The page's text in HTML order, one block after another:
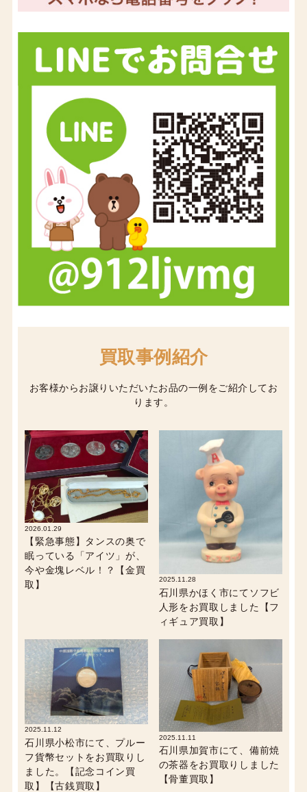
買取事例紹介
お客様からお譲りいただいたお品の一例をご紹介してお
ります。
2026.01.29
【緊急事態】タンスの奥で
眠っている「アイツ」が、
今や金塊レベル！？【金買
取】
2025.11.28
石川県かほく市にてソフビ
人形をお買取しました【フ
ィギュア買取】
2025.11.12
石川県小松市にて、プルー
フ貨幣セットをお買取りし
ました。【記念コイン買
取】【古銭買取】
2025.11.11
石川県加賀市にて、備前焼
の茶器をお買取りしました
【骨董買取】